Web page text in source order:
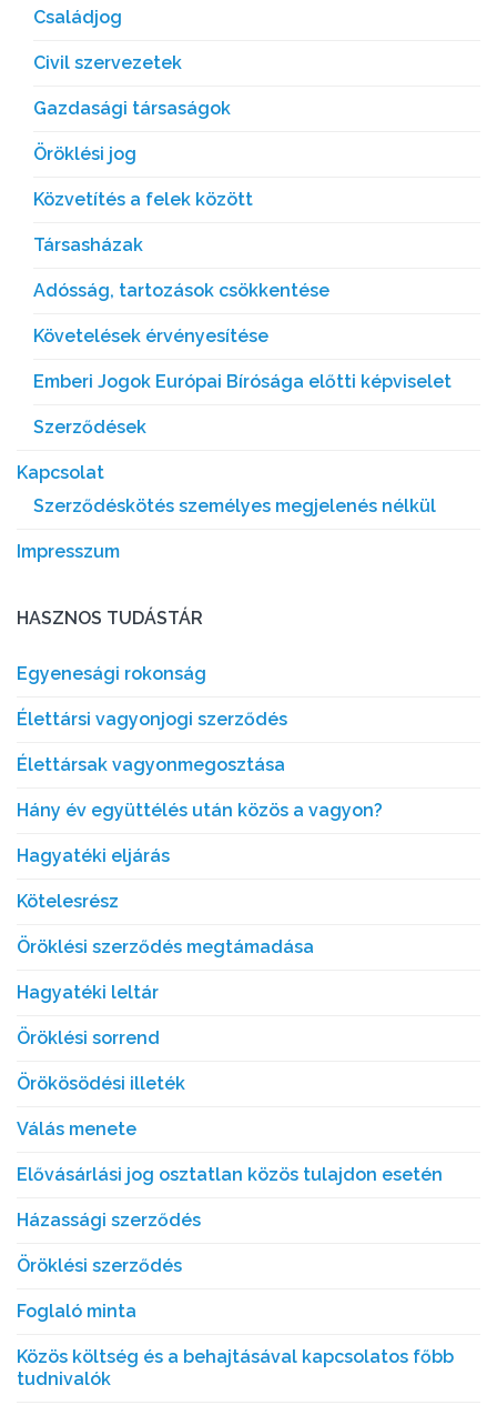
Családjog
Civil szervezetek
Gazdasági társaságok
Öröklési jog
Közvetítés a felek között
Társasházak
Adósság, tartozások csökkentése
Követelések érvényesítése
Emberi Jogok Európai Bírósága előtti képviselet
Szerződések
Kapcsolat
Szerződéskötés személyes megjelenés nélkül
Impresszum
HASZNOS TUDÁSTÁR
Egyenesági rokonság
Élettársi vagyonjogi szerződés
Élettársak vagyonmegosztása
Hány év együttélés után közös a vagyon?
Hagyatéki eljárás
Kötelesrész
Öröklési szerződés megtámadása
Hagyatéki leltár
Öröklési sorrend
Örökösödési illeték
Válás menete
Elővásárlási jog osztatlan közös tulajdon esetén
Házassági szerződés
Öröklési szerződés
Foglaló minta
Közös költség és a behajtásával kapcsolatos főbb
tudnivalók